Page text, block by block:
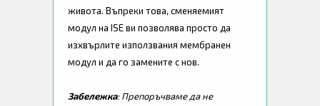
живота. Въпреки това, сменяемият
модул на ISE ви позволява просто да
изхвърлите използвания мембранен
модул и да го замените с нов.
Забележка: Препоръчваме да не